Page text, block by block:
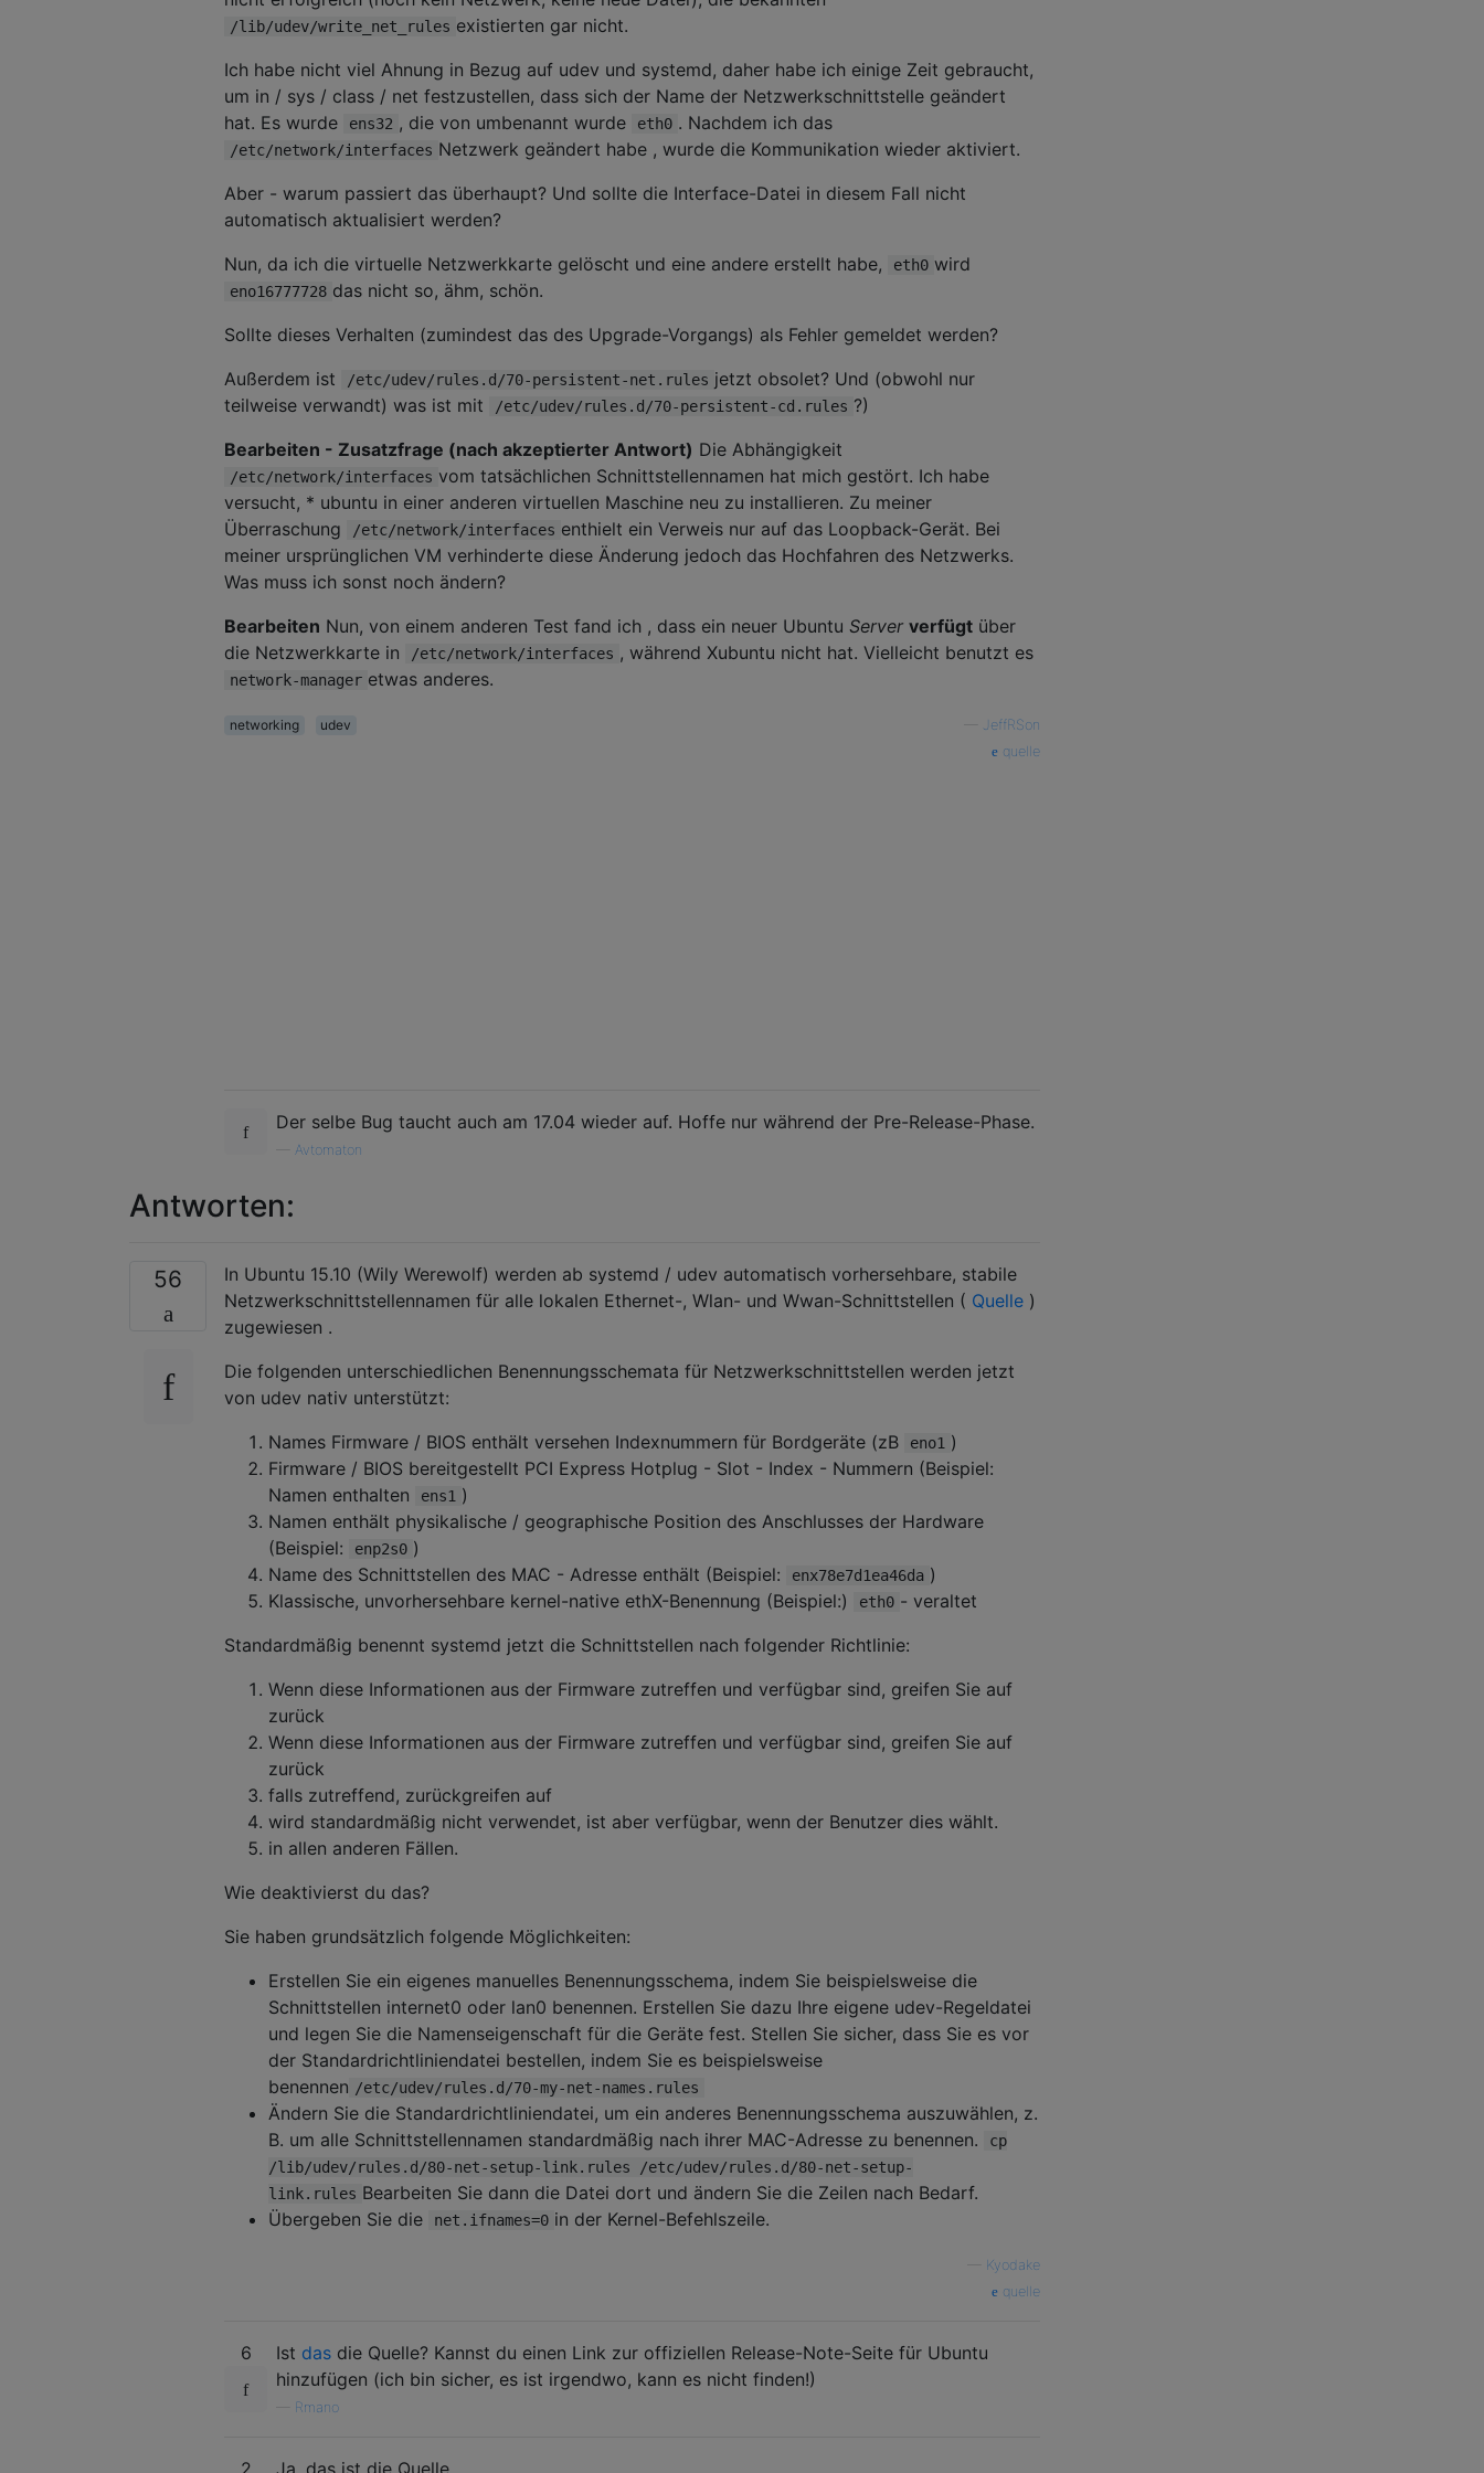
/lib/udev/write_net_rules existierten gar nicht.
Ich habe nicht viel Ahnung in Bezug auf udev und systemd, daher habe ich einige Zeit gebraucht,
um in / sys / class / net festzustellen, dass sich der Name der Netzwerkschnittstelle geändert
hat. Es wurde
ens32 , die von umbenannt wurde eth0 . Nachdem ich das
/etc/network/interfaces Netzwerk geändert habe , wurde die Kommunikation wieder aktiviert.
Aber - warum passiert das überhaupt? Und sollte die Interface-Datei in diesem Fall nicht
automatisch aktualisiert werden?
Nun, da ich die virtuelle Netzwerkkarte gelöscht und eine andere erstellt habe,
eth0 wird
eno16777728 das nicht so, ähm, schön.
Sollte dieses Verhalten (zumindest das des Upgrade-Vorgangs) als Fehler gemeldet werden?
Außerdem ist
/etc/udev/rules.d/70-persistent-net.rules jetzt obsolet? Und (obwohl nur
teilweise verwandt) was ist mit
/etc/udev/rules.d/70-persistent-cd.rules ?)
Bearbeiten - Zusatzfrage (nach akzeptierter Antwort) Die Abhängigkeit
/etc/network/interfaces vom tatsächlichen Schnittstellennamen hat mich gestört. Ich habe
versucht, * ubuntu in einer anderen virtuellen Maschine neu zu installieren. Zu meiner
Überraschung
/etc/network/interfaces enthielt ein Verweis nur auf das Loopback-Gerät. Bei
meiner ursprünglichen VM verhinderte diese Änderung jedoch das Hochfahren des Netzwerks.
Was muss ich sonst noch ändern?
Bearbeiten Nun, von einem anderen Test fand ich , dass ein neuer Ubuntu Server verfügt über
die Netzwerkkarte in
/etc/network/interfaces , während Xubuntu nicht hat. Vielleicht benutzt es
network-manager etwas anderes.
networking udev
JeffRSon
quelle
Der selbe Bug taucht auch am 17.04 wieder auf. Hoffe nur während der Pre-Release-Phase.
Avtomaton
Antworten:
56
In Ubuntu 15.10 (Wily Werewolf) werden ab systemd / udev automatisch vorhersehbare, stabile
Netzwerkschnittstellennamen für alle lokalen Ethernet-, Wlan- und Wwan-Schnittstellen ( Quelle )
zugewiesen .
Die folgenden unterschiedlichen Benennungsschemata für Netzwerkschnittstellen werden jetzt
von udev nativ unterstützt:
Names Firmware / BIOS enthält versehen Indexnummern für Bordgeräte (zB
eno1 )
Firmware / BIOS bereitgestellt PCI Express Hotplug - Slot - Index - Nummern (Beispiel:
Namen enthalten
ens1 )
Namen enthält physikalische / geographische Position des Anschlusses der Hardware
(Beispiel:
enp2s0 )
Name des Schnittstellen des MAC - Adresse enthält (Beispiel:
enx78e7d1ea46da )
Klassische, unvorhersehbare kernel-native ethX-Benennung (Beispiel:)
eth0 - veraltet
Standardmäßig benennt systemd jetzt die Schnittstellen nach folgender Richtlinie:
Wenn diese Informationen aus der Firmware zutreffen und verfügbar sind, greifen Sie auf
zurück
Wenn diese Informationen aus der Firmware zutreffen und verfügbar sind, greifen Sie auf
zurück
falls zutreffend, zurückgreifen auf
wird standardmäßig nicht verwendet, ist aber verfügbar, wenn der Benutzer dies wählt.
in allen anderen Fällen.
Wie deaktivierst du das?
Sie haben grundsätzlich folgende Möglichkeiten:
Erstellen Sie ein eigenes manuelles Benennungsschema, indem Sie beispielsweise die
Schnittstellen internet0 oder lan0 benennen. Erstellen Sie dazu Ihre eigene udev-Regeldatei
und legen Sie die Namenseigenschaft für die Geräte fest. Stellen Sie sicher, dass Sie es vor
der Standardrichtliniendatei bestellen, indem Sie es beispielsweise
benennen /etc/udev/rules.d/70-my-net-names.rules
Ändern Sie die Standardrichtliniendatei, um ein anderes Benennungsschema auszuwählen, z.
B. um alle Schnittstellennamen standardmäßig nach ihrer MAC-Adresse zu benennen.
cp
/lib/udev/rules.d/80-net-setup-link.rules /etc/udev/rules.d/80-net-setup-
link.rules Bearbeiten Sie dann die Datei dort und ändern Sie die Zeilen nach Bedarf.
Übergeben Sie die
net.ifnames=0 in der Kernel-Befehlszeile.
Kyodake
quelle
6 Ist das die Quelle? Kannst du einen Link zur offiziellen Release-Note-Seite für Ubuntu
hinzufügen (ich bin sicher, es ist irgendwo, kann es nicht finden!)
Rmano
2 Ja, das ist die Quelle.